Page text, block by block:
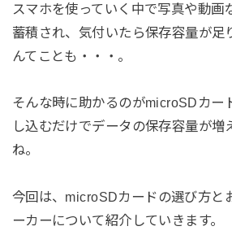
スマホを使っていく中で写真や動画
蓄積され、気付いたら保存容量が足
んてことも・・・。
そんな時に助かるのがmicroSDカー
し込むだけでデータの保存容量が増
ね。
今回は、microSDカードの選び方と
ーカーについて紹介していきます。